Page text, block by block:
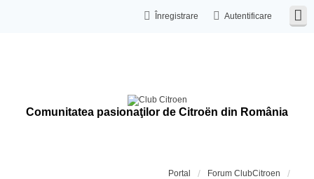
Autentificare
Înregistrare
Comunitatea pasionaţilor de Citroën din România
Portal
Forum ClubCitroen